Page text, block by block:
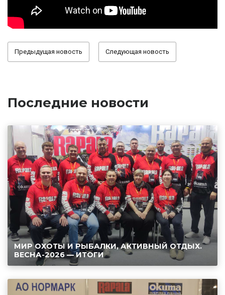
Предыдущая новость Следующая новость
Последние новости
МИР ОХОТЫ И РЫБАЛКИ, АКТИВНЫЙ ОТДЫХ.
ВЕСНА-2026 — ИТОГИ